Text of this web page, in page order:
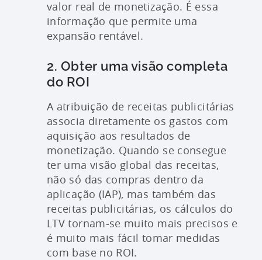
valor real de monetização. É essa
informação que permite uma
expansão rentável.
2. Obter uma visão completa
do ROI
A atribuição de receitas publicitárias
associa diretamente os gastos com
aquisição aos resultados de
monetização. Quando se consegue
ter uma visão global das receitas,
não só das compras dentro da
aplicação (IAP), mas também das
receitas publicitárias, os cálculos do
LTV tornam-se muito mais precisos e
é muito mais fácil tomar medidas
com base no ROI.